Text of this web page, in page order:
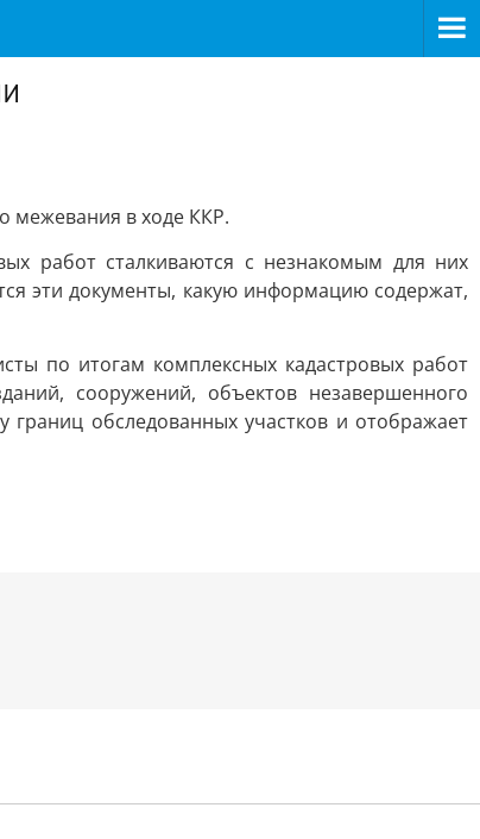
межевания в ходе ККР.
работ сталкиваются с незнакомым для них
эти документы, какую информацию содержат,
по итогам комплексных кадастровых работ
сооружений, объектов незавершенного
границ обследованных участков и отображает